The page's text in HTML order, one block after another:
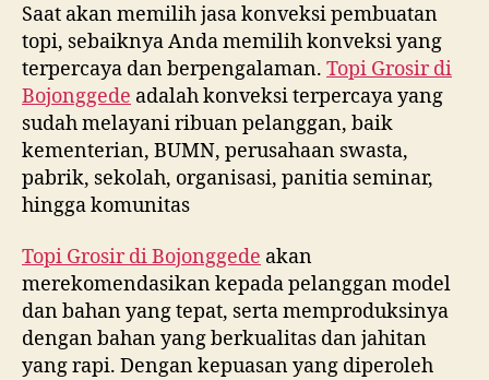
Saat akan memilih jasa konveksi pembuatan
topi, sebaiknya Anda memilih konveksi yang
terpercaya dan berpengalaman. Topi Grosir di
Bojonggede adalah konveksi terpercaya yang
sudah melayani ribuan pelanggan, baik
kementerian, BUMN, perusahaan swasta,
pabrik, sekolah, organisasi, panitia seminar,
hingga komunitas
Topi Grosir diBojonggede akan
merekomendasikan kepada pelanggan model
dan bahan yang tepat, serta memproduksinya
dengan bahan yang berkualitas dan jahitan
yang rapi. Dengan kepuasan yang diperoleh